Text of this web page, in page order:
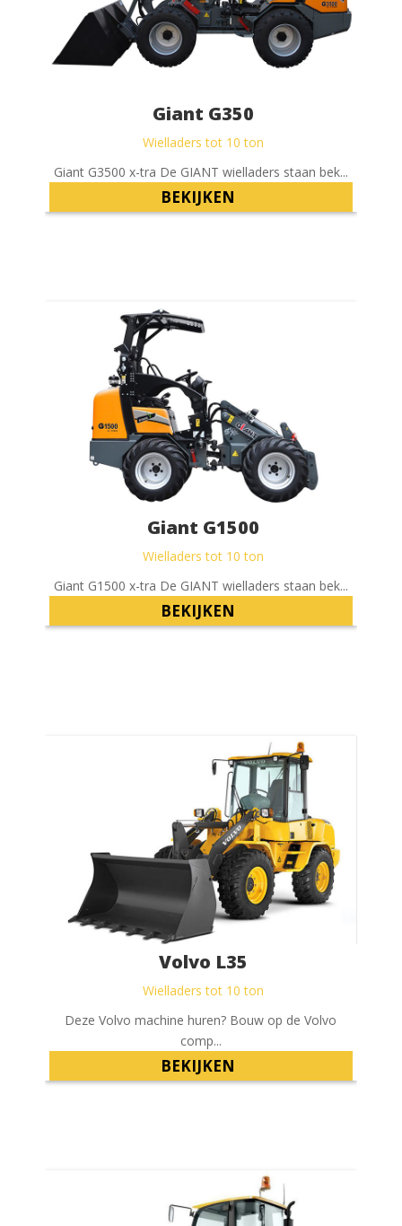
Giant G350
Wielladers tot 10 ton
Giant G3500 x-tra De GIANT wielladers staan bek...
BEKIJKEN
Giant G1500
Wielladers tot 10 ton
Giant G1500 x-tra De GIANT wielladers staan bek...
BEKIJKEN
Volvo L35
Wielladers tot 10 ton
Deze Volvo machine huren? Bouw op de Volvo
comp...
BEKIJKEN